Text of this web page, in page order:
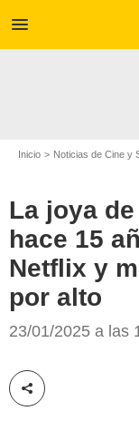
menu
Inicio Noticias de Cine y
La joya
hace 15
Netflix y
por alto
23/01/2025 a las
Compartir esta